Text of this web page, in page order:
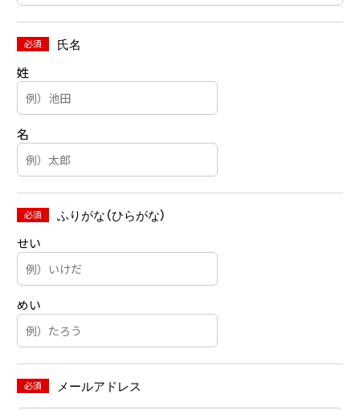
必須 氏名
姓
名
必須 ふりがな（ひらがな）
せい
めい
必須 メールアドレス